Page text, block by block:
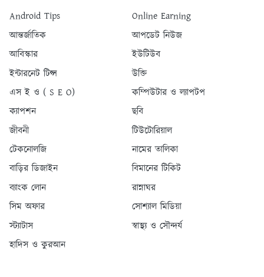
Android Tips
Online Earning
আন্তর্জাতিক
আপডেট নিউজ
আবিস্কার
ইউটিউব
ইন্টারনেট টিপ্স
উক্তি
এস ই ও ( S E O)
কম্পিউটার ও ল্যাপটপ
ক্যাপশন
ছবি
জীবনী
টিউটোরিয়াল
টেকনোলজি
নামের তালিকা
বাড়ির ডিজাইন
বিমানের টিকিট
ব্যাংক লোন
রান্নাঘর
সিম অফার
সোশ্যাল মিডিয়া
স্ট্যাটাস
স্বাস্থ্য ও সৌন্দর্য
হাদিস ও কুরআন